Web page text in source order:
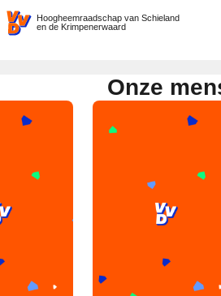
VVD.nlHoogheemraadschap van Schieland
en de Krimpenerwaard
Onze